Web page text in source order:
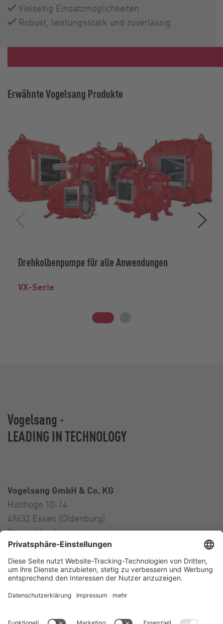
Vielseitig Einsatzmöglichkeiten
Robust, leistungsstark und zuverlässig
Erwähnte Vogelsang Produkte
Drehkolbenpumpe für alle Anwendungen
VX-Serie
Vogelsang -
LEADING IN TECHNOLOGY
Vogelsang GmbH & Co. KG
Holthöge 10-14
49632 Essen (Oldenburg)
Deutschland
Kontakt
Tel.:+49 5434 83 0